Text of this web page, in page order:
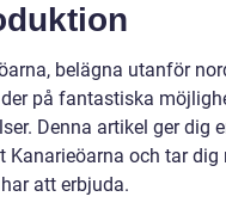
belägna utanför
på fantastiska
Denna artikel ger dig
Kanarieöarna och tar
att erbjuda.